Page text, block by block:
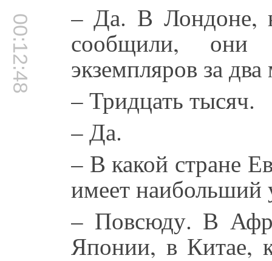
00:12:48 – Да. В Лондоне,
сообщили, они
экземпляров за
– Тридцать тысяч.
– Да.
– В какой стране
имеет наибольший
– Повсюду. В
Японии, в Китае,